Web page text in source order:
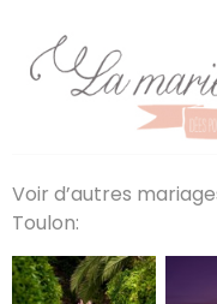
Voir d’autres
Toulon: